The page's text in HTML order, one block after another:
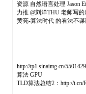
资源 自然语言处理 Jason
力推 @刘洋THU 老师写
黄亮-算法时代 的看法不谋
http://tp1.sinaimg.cn/
算法 GPU
TLD算法总结2：http://